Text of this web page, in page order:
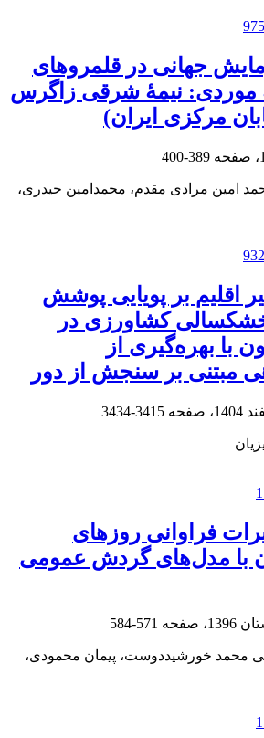
جهانی در قلمروهای
موردی: نیمۀ شرقی زاگرس
مرکزی ایران)
389-400
امین مرادی مقدم، محمدامین حیدری،
اقلیم بر پویایی پوشش
کشاورزی در
با بهره‌گیری از
مبتنی بر سنجش از دور
3415-3434
فراوانی روزهای
با مدل‌های گردش عمومی
571-584
محمد خورشیددوست، پیمان محمودی،